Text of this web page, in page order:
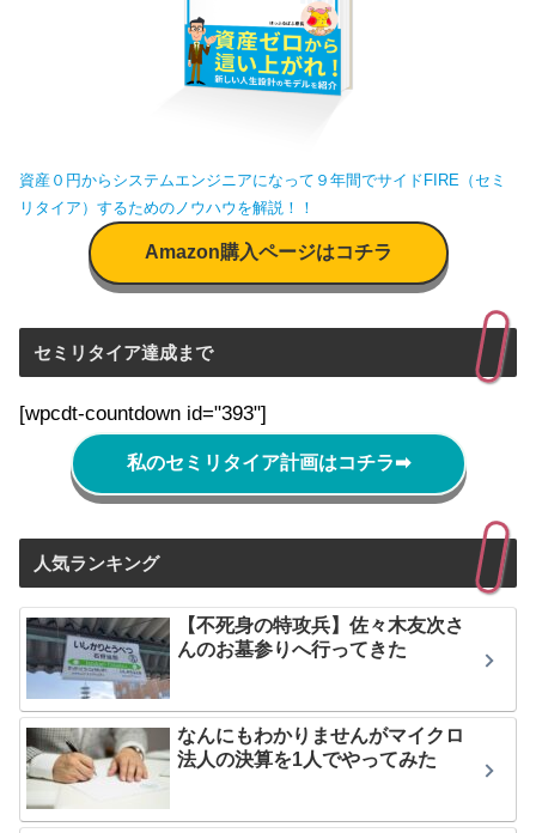
資産０円からシステムエンジニアになって９年間でサイドFIRE（セミ
リタイア）するためのノウハウを解説！！
Amazon購入ページはコチラ
セミリタイア達成まで
[wpcdt-countdown id="393"]
私のセミリタイア計画はコチラ➡
人気ランキング
【不死身の特攻兵】佐々木友次さ
んのお墓参りへ行ってきた
なんにもわかりませんがマイクロ
法人の決算を1人でやってみた